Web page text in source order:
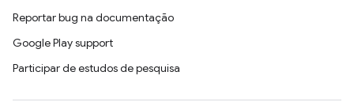
Reportar bug na documentação
Google Play support
Participar de estudos de pesquisa